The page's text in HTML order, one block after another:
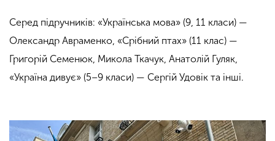
Серед підручників: «Українська мова» (9, 11 класи) —
Олександр Авраменко, «Срібний птах» (11 клас) —
Григорій Семенюк, Микола Ткачук, Анатолій Гуляк,
«Україна дивує» (5–9 класи) — Сергій Удовік та інші.